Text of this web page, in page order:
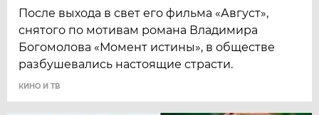
После выхода в свет его фильма «Август»,
снятого по мотивам романа Владимира
Богомолова «Момент истины», в обществе
разбушевались настоящие страсти.
КИНО И ТВ